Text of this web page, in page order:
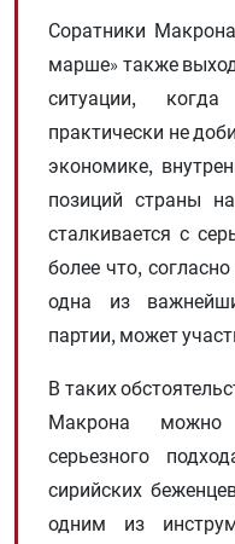
Соратники
марше» также
ситуации, когда
практически не
экономике,
позиций страны
сталкивается с
более что,
одна из
партии, может
В таких
Макрона можно
серьезного
сирийских
одним из